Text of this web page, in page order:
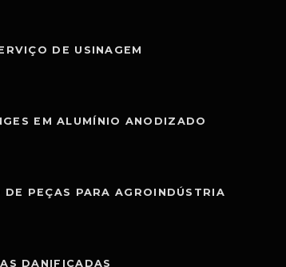
DE USINAGEM
EM ALUMÍNIO ANODIZADO
DE PEÇAS PARA AGROINDÚSTRIA
DANIFICADAS